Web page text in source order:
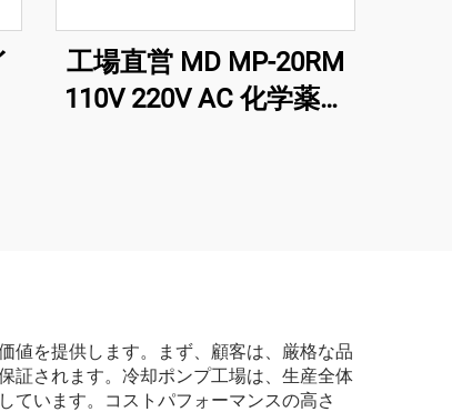
工場直営 MD MP-20RM
110V 220V AC 化学薬品
値を提供します。まず、顧客は、厳格な品
証されます。冷却ポンプ工場は、生産全体
ています。コストパフォーマンスの高さ